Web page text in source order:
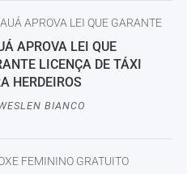
APROVA LEI QUE GARANTE
APROVA LEI QUE
LICENÇA DE TÁXI
HERDEIROS
BIANCO
FEMININO GRATUITO